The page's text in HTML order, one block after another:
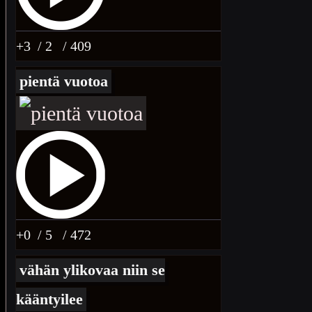
+3 / 2 / 409
pientä vuotoa
+0 / 5 / 472
vähän ylikovaa niin se
kääntyilee